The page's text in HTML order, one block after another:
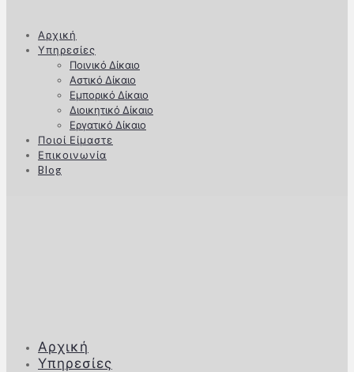
Αρχική
Υπηρεσίες
Ποινικό Δίκαιο
Αστικό Δίκαιο
Εμπορικό Δίκαιο
Διοικητικό Δίκαιο
Εργατικό Δίκαιο
Ποιοί Είμαστε
Επικοινωνία
Blog
Αρχική
Υπηρεσίες